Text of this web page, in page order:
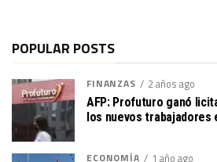
POPULAR POSTS
FINANZAS 2 años ago
AFP: Profuturo ganó
los nuevos trabajadores
ECONOMÍA 1 año ago